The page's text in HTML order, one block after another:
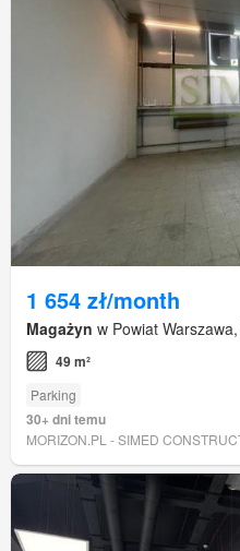
1 654 zł/month
Magażyn w Powiat
49 m²
Parking
30+ dni temu